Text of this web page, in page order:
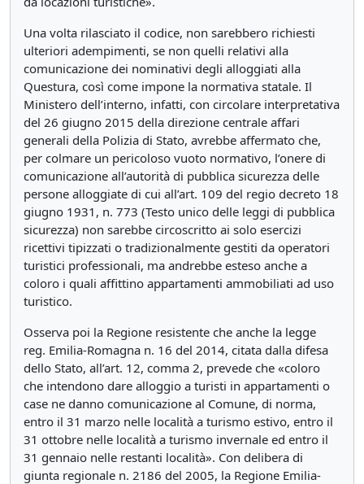
Una volta rilasciato il codice, non sarebbero richiesti
ulteriori adempimenti, se non quelli relativi alla
comunicazione dei nominativi degli alloggiati alla
Questura, così come impone la normativa statale. Il
Ministero dell’interno, infatti, con circolare interpretativa
del 26 giugno 2015 della direzione centrale affari
generali della Polizia di Stato, avrebbe affermato che,
per colmare un pericoloso vuoto normativo, l’onere di
comunicazione all’autorità di pubblica sicurezza delle
persone alloggiate di cui all’art. 109 del regio decreto 18
giugno 1931, n. 773 (Testo unico delle leggi di pubblica
sicurezza) non sarebbe circoscritto ai solo esercizi
ricettivi tipizzati o tradizionalmente gestiti da operatori
turistici professionali, ma andrebbe esteso anche a
coloro i quali affittino appartamenti ammobiliati ad uso
turistico.
Osserva poi la Regione resistente che anche la legge
reg. Emilia-Romagna n. 16 del 2014, citata dalla difesa
dello Stato, all’art. 12, comma 2, prevede che «coloro
che intendono dare alloggio a turisti in appartamenti o
case ne danno comunicazione al Comune, di norma,
entro il 31 marzo nelle località a turismo estivo, entro il
31 ottobre nelle località a turismo invernale ed entro il
31 gennaio nelle restanti località». Con delibera di
giunta regionale n. 2186 del 2005, la Regione Emilia-